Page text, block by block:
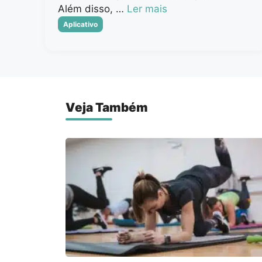
Além disso, … Ler mais
Categorias
Aplicativo
Veja Também